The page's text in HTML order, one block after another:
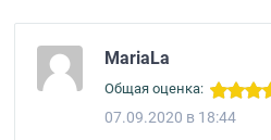
MariaLa
Общая оценка:
07.09.2020 в 18:44